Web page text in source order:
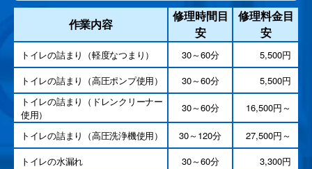
作業内容
修理時間目
安
修理料金目
安
トイレの詰まり（軽度なつまり） 30～60分
5,500円
トイレの詰まり（高圧ポンプ使用）
30～60分
5,500円
トイレの詰まり（ドレンクリーナー
使用）
30～60分 16,500円～
トイレの詰まり（高圧洗浄機使用） 30～120分
27,500円～
トイレの水漏れ
30～60分
3,300円